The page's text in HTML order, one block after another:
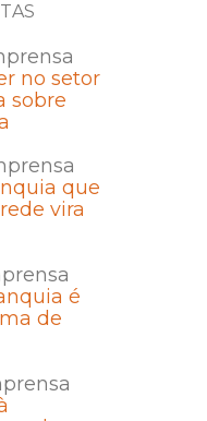
no setor
sobre
que
vira
é
de